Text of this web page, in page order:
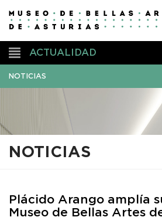
ACTUALIDAD
NOTICIAS
NOTICIAS
Plácido Arango amplía
Museo de Bellas Artes